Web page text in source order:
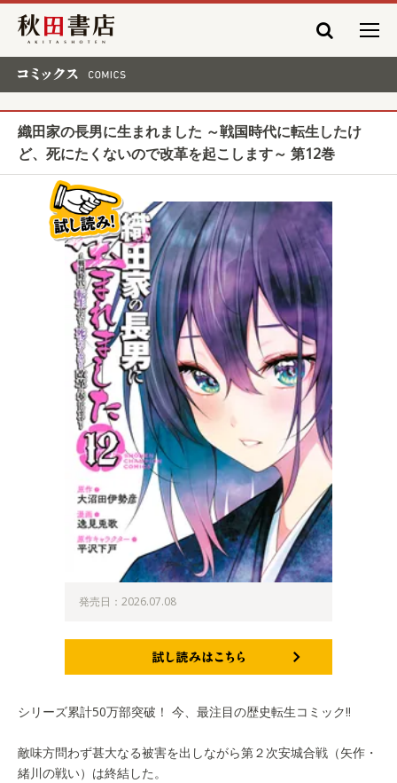
秋田書店
織田家の長男に生まれました ～戦国時代に転生したけ
ど、死にたくないので改革を起こします～ 第12巻
発売日：2026.07.08
シリーズ累計50万部突破！ 今、最注目の歴史転生コミック!!
敵味方問わず甚大なる被害を出しながら第２次安城合戦（矢作・
緒川の戦い）は終結した。